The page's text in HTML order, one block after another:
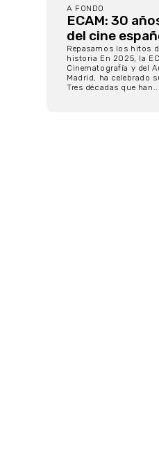
A FONDO
ECAM: 30
del cine
Repasamos los hitos
historia En 2025, la
Cinematografía y del
Madrid, ha celebrado
Tres décadas que han...